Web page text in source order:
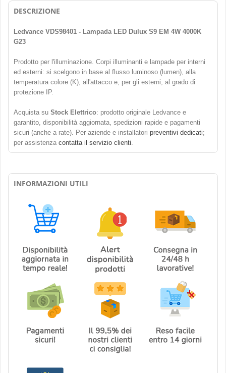
DESCRIZIONE
Ledvance VDS98401 - Lampada LED Dulux S9 EM 4W 4000K
G23
Prodotto per l'illuminazione. Corpi illuminanti e lampade per interni
ed esterni: si scelgono in base al flusso luminoso (lumen), alla
temperatura colore (K), all'attacco e, per gli esterni, al grado di
protezione IP.
Acquista su Stock Elettrico: prodotto originale Ledvance e
garantito, disponibilità aggiornata, spedizioni rapide e pagamenti
sicuri (anche a rate). Per aziende e installatori preventivi dedicati;
per assistenza contatta il servizio clienti.
INFORMAZIONI UTILI